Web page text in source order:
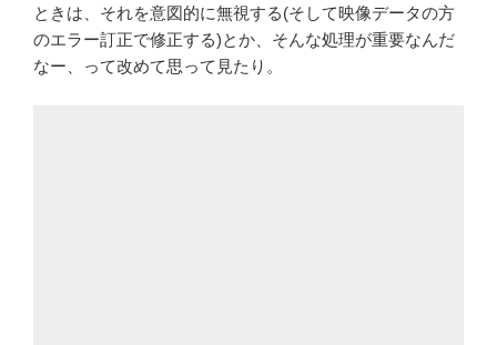
ときは、それを意図的に無視する(そして映像データの方
のエラー訂正で修正する)とか、そんな処理が重要なんだ
なー、って改めて思って見たり。